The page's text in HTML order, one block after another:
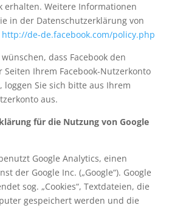
erhalten. Weitere Informationen
in der Datenschutzerklärung von
http://de-de.facebook.com/policy.php
dass Facebook den
Seiten Ihrem Facebook-Nutzerkonto
loggen Sie sich bitte aus Ihrem
aus.
für die Nutzung von Google
Google Analytics, einen
der Google Inc. („Google“). Google
sog. „Cookies“, Textdateien, die
gespeichert werden und die